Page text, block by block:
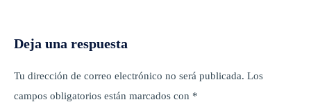
Deja una respuesta
Tu dirección de correo electrónico no será publicada. Los
campos obligatorios están marcados con *